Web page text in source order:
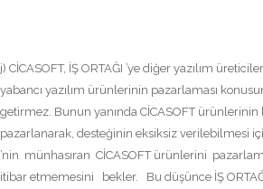
j) CİCASOFT, İŞ ORTAĞI ’ye diğer yazılım
yabancı yazılım ürünlerinin pazarlaması
getirmez. Bunun yanında CİCASOFT ürünlerinin
pazarlanarak, desteğinin eksiksiz verilebilmesi
’nin münhasıran CİCASOFT ürünlerini
itibar etmemesini bekler. Bu düşünce İŞ